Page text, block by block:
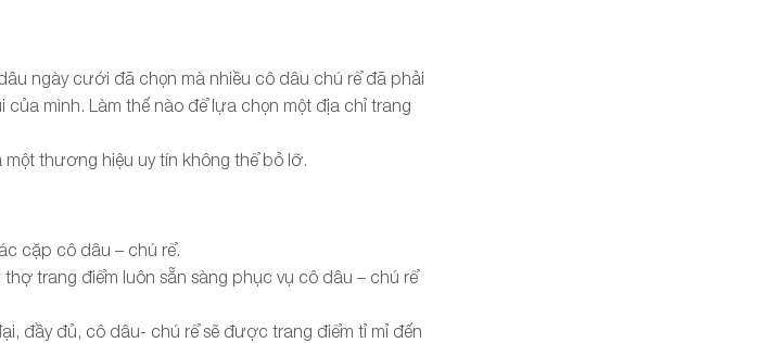
ngày cưới đã chọn mà nhiều cô dâu chú rể đã phải
mình. Làm thế nào để lựa chọn một địa chỉ trang
một thương hiệu uy tín không thể bỏ lỡ.
cặp cô dâu – chú rể.
trang điểm luôn sẵn sàng phục vụ cô dâu – chú rể
đầy đủ, cô dâu- chú rể sẽ được trang điểm tỉ mỉ đến